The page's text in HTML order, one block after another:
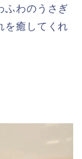
ふわのうさぎ
を癒してくれ